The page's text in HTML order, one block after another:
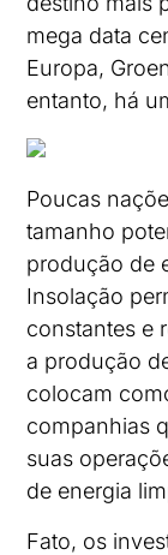
mega data
Europa,
entanto, há
Poucas
tamanho
produção de
Insolação
constantes e
a produção
colocam
companhias
suas
de energia
Fato, os